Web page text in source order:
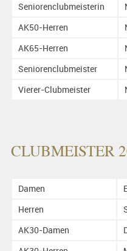
Seniorenclubmeisterin
AK50-Herren
AK65-Herren
Seniorenclubmeister
Vierer-Clubmeister
CLUBMEISTER
Damen
Herren
AK30-Damen